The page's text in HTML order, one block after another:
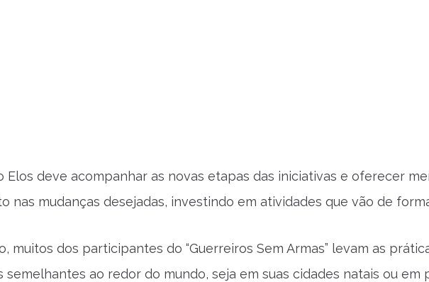
Elos deve acompanhar as novas etapas das iniciativas e oferecer
nas mudanças desejadas, investindo em atividades que vão de
muitos dos participantes do “Guerreiros Sem Armas” levam as
semelhantes ao redor do mundo, seja em suas cidades natais ou em